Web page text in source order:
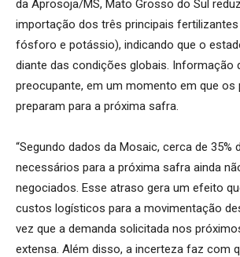
da Aprosoja/MS, Mato Grosso do Sul
importação dos três principais
fósforo e potássio), indicando que o
diante das condições globais. Informação
preocupante, em um momento em que os
preparam para a próxima safra.
“Segundo dados da Mosaic, cerca de 35%
necessários para a próxima safra ainda
negociados. Esse atraso gera um efeito
custos logísticos para a movimentação
vez que a demanda solicitada nos
extensa. Além disso, a incerteza faz com